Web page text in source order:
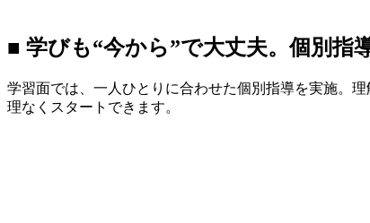
■ 学びも“今から”で大丈夫。個別指
学習面では、一人ひとりに合わせた個別指導を実施。
理なくスタートできます。